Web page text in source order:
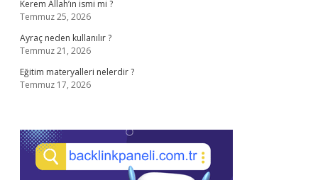
Kerem Allah’ın ismi mi ?
Temmuz 25, 2026
Ayraç neden kullanılır ?
Temmuz 21, 2026
Eğitim materyalleri nelerdir ?
Temmuz 17, 2026